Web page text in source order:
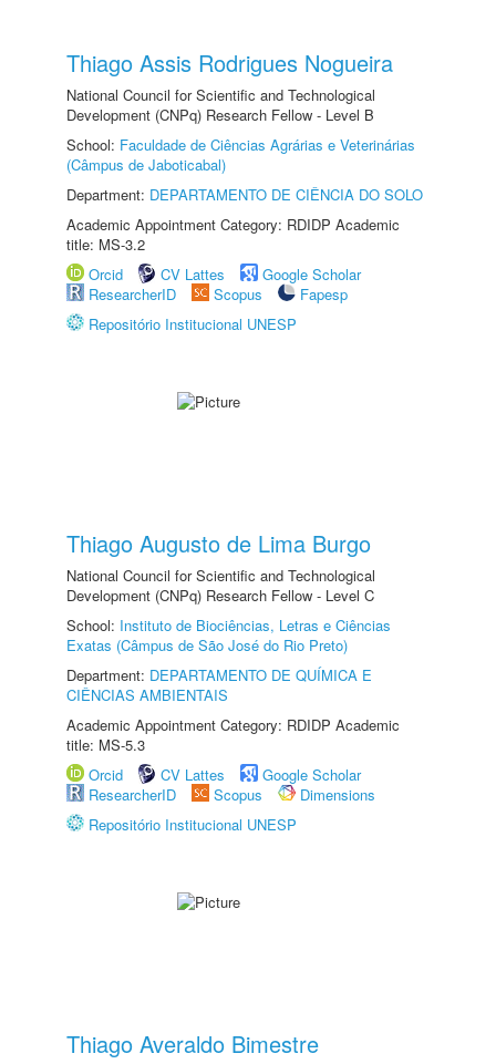
Thiago Assis Rodrigues Nogueira
National Council for Scientific and Technological
Development (CNPq) Research Fellow - Level B
School: Faculdade de Ciências Agrárias e Veterinárias
(Câmpus de Jaboticabal)
Department: DEPARTAMENTO DE CIÊNCIA DO SOLO
Academic Appointment Category: RDIDP Academic
title: MS-3.2
Orcid
CV Lattes
Google Scholar
ResearcherID
Scopus
Fapesp
Repositório Institucional UNESP
Thiago Augusto de Lima Burgo
National Council for Scientific and Technological
Development (CNPq) Research Fellow - Level C
School: Instituto de Biociências, Letras e Ciências
Exatas (Câmpus de São José do Rio Preto)
Department: DEPARTAMENTO DE QUÍMICA E
CIÊNCIAS AMBIENTAIS
Academic Appointment Category: RDIDP Academic
title: MS-5.3
Orcid
CV Lattes
Google Scholar
ResearcherID
Scopus
Dimensions
Repositório Institucional UNESP
Thiago Averaldo Bimestre